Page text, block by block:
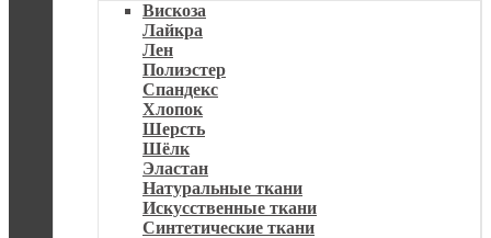
Вискоза
Лайкра
Лен
Полиэстер
Спандекс
Хлопок
Шерсть
Шёлк
Эластан
Натуральные ткани
Искусственные ткани
Синтетические ткани